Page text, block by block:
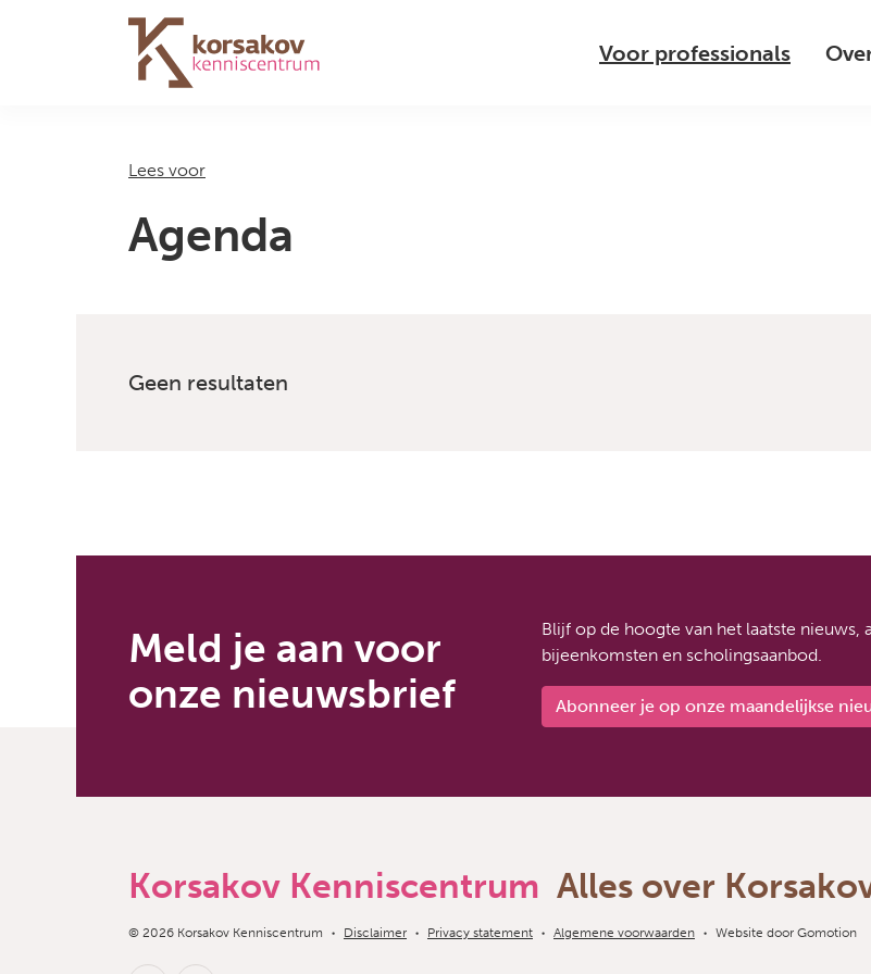
Navigation Voor professionals
Lees voor
Agenda
Geen resultaten
Meld je aan voor
onze nieuwsbrief
Blijf op de hoogte van het laatste
bijeenkomsten en scholingsaanbod.
Abonneer je op onze maandelijkse
Korsakov Kenniscentrum Alles over
Copyright navigation
© 2026 Korsakov Kenniscentrum Disclaimer Privacy statement Algemene voorwaarden Website door Gomotion